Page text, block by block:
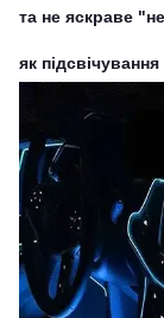
та не яскраве
як